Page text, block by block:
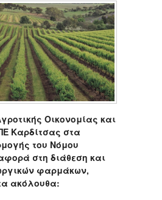
Οικονομίας και
Καρδίτσας στα
του Νόμου
στη διάθεση και
φαρμάκων,
ακόλουθα: